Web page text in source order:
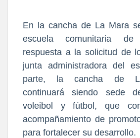
En la cancha de La Mara
escuela comunitaria
respuesta a la solicitud de
junta administradora del
parte, la cancha de
continuará siendo sede
voleibol y fútbol, que
acompañamiento de
para fortalecer su desarrollo.